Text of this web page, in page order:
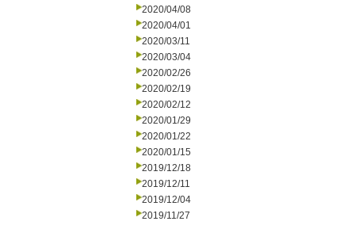
2020/04/08
2020/04/01
2020/03/11
2020/03/04
2020/02/26
2020/02/19
2020/02/12
2020/01/29
2020/01/22
2020/01/15
2019/12/18
2019/12/11
2019/12/04
2019/11/27